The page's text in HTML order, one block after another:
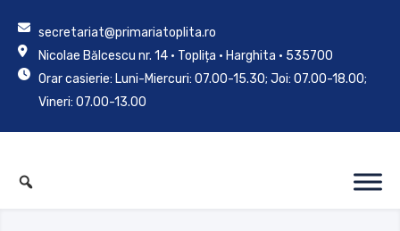
secretariat@primariatoplita.ro
Nicolae Bălcescu nr. 14 • Toplița • Harghita • 535700
Orar casierie: Luni-Miercuri: 07.00-15.30; Joi: 07.00-18.00;
Vineri: 07.00-13.00